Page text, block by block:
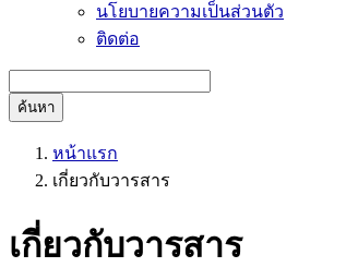
นโยบายความเป็นส่วนตัว
ติดต่อ
ค้นหา
หน้าแรก
เกี่ยวกับวารสาร
เกี่ยวกับวารสาร